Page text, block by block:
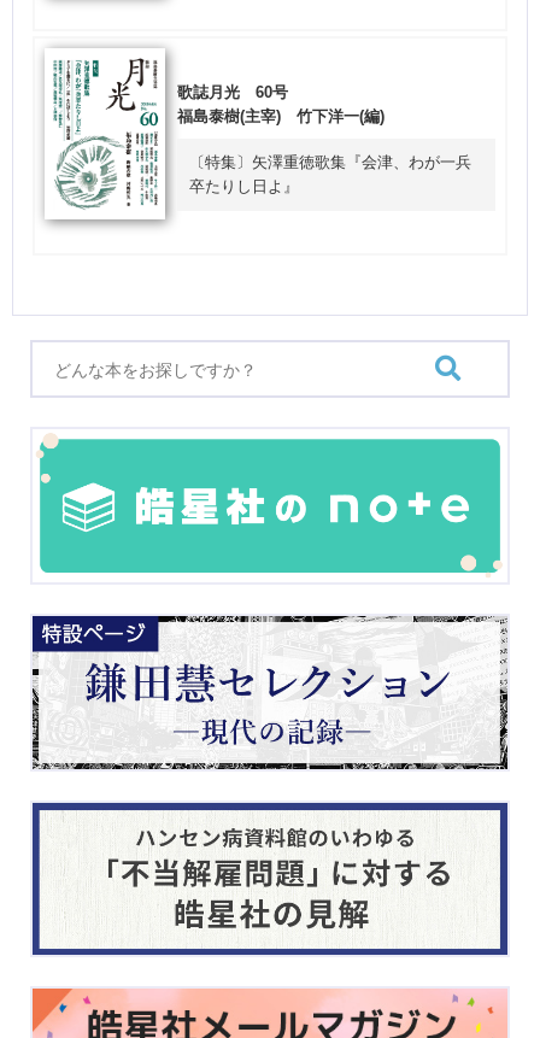
歌誌月光 60号
福島泰樹(主宰) 竹下洋一(編)
〔特集〕矢澤重徳歌集『会津、わが一兵
卒たりし日よ』